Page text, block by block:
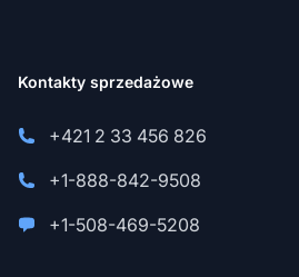
Kontakty sprzedażowe
+421 2 33 456 826
+1-888-842-9508
+1-508-469-5208